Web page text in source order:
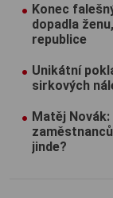
Konec
dopadla
republice
Unikátní
sirkových
Matěj
jinde?